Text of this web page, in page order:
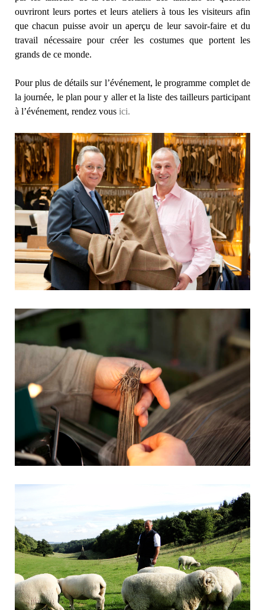
ouvriront leurs portes et leurs ateliers à tous les visiteurs afin
que chacun puisse avoir un aperçu de leur savoir-faire et du
travail nécessaire pour créer les costumes que portent les
grands de ce monde.
Pour plus de détails sur l’événement, le programme complet de
la journée, le plan pour y aller et la liste des tailleurs participant
à l’événement, rendez vous ici.